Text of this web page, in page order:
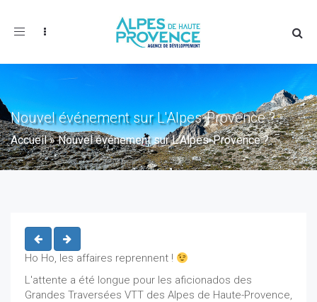
Toggle
Nouvel événement sur L'Alpes-Provence ?
Accueil»Nouvel événement sur L'Alpes-Provence ?
Ho Ho, les affaires reprennent !
L'attente a été longue pour les aficionados des
Grandes Traversées VTT des Alpes de Haute-Provence,